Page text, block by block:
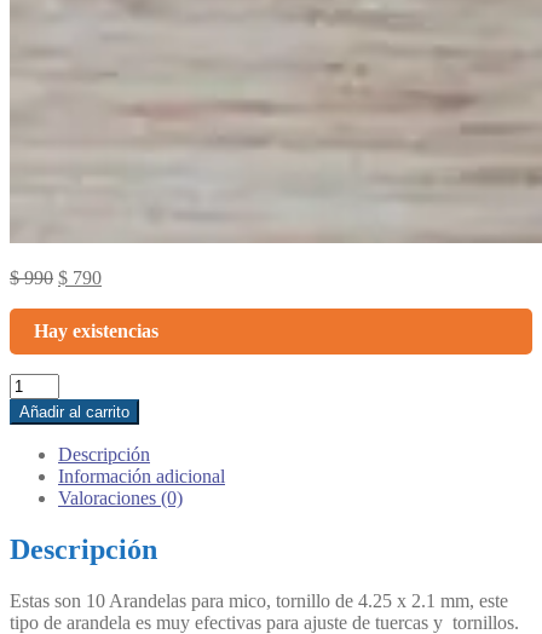
$990 Original
$ 990.
$ 790Current
$ 790.
Hay existencias
10
Arandelas
de
cantidad
Añadir al carrito
Descripción
Información adicional
Valoraciones (0)
Descripción
Estas son 10 Arandelas para mico, tornillo de 4.25 x 2.1 mm, este
tipo de arandela es muy efectivas para ajuste de tuercas y tornillos.